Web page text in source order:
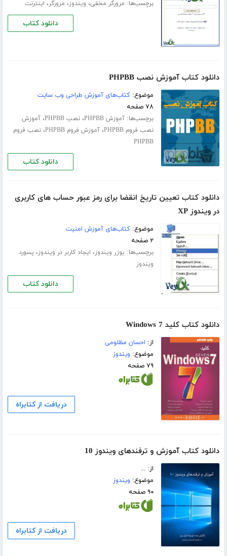
برچسب‌ها: مرورگر مخفی، ویندوز، مرورگر، اینترنت
دانلود کتاب
دانلود کتاب آموزش نصب PHPBB
موضوع:کتاب‌های آموزش طراحی وب سایت
۷۸ صفحه
برچسب‌ها:آموزش PHPBB ،نصب PHPBB ،آموزش
نصب فروم PHPBB
،آموزش فروم PHPBB ،نصب فروم
PHPBB
دانلود کتاب
دانلود کتاب تعیین تاریخ انقضا برای رمز عبور حساب های کاربری
در ویندوز XP
موضوع:کتاب‌های آموزش امنیت
۲ صفحه
برچسب‌ها: یوزر ویندوز، ایجاد کاربر در ویندوز، پسورد
ویندوز
دانلود کتاب
دانلود کتاب کلید Windows 7
از: احسان مظلومی
موضوع: ویندوز
۷۹ صفحه
دریافت از کتابراه
دانلود کتاب آموزش و ترفندهای ویندوز 10
از: ...
موضوع: ویندوز
۹۰ صفحه
دریافت از کتابراه